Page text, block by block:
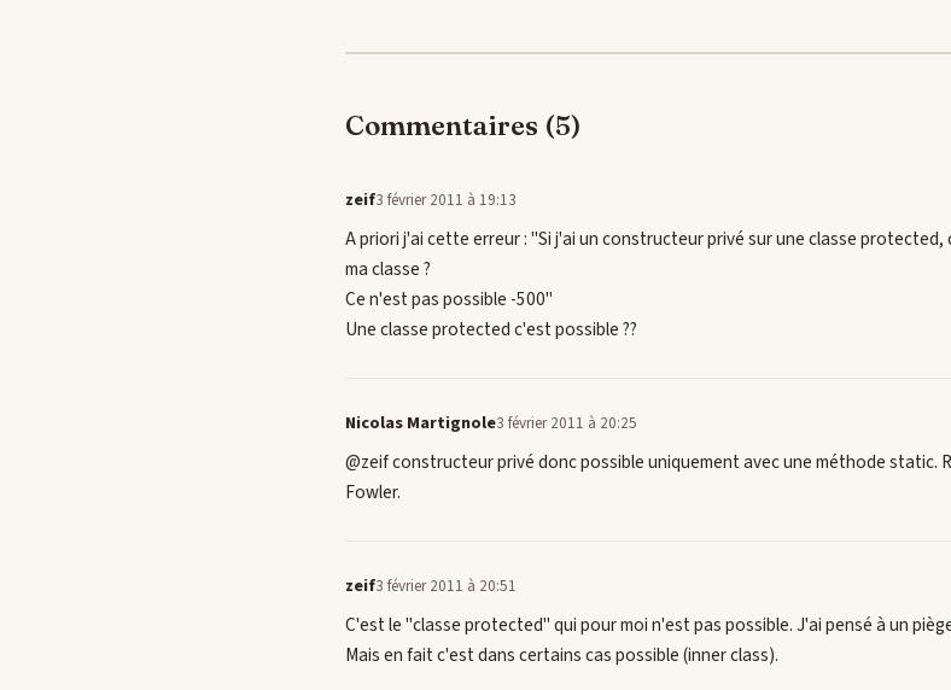
Commentaires (5)
zeif3 février 2011 à 19:13
A priori j'ai cette erreur : "Si j'ai un constructeur privé sur une classe
ma classe ?
Ce n'est pas possible -500"
Une classe protected c'est possible ??
Nicolas Martignole3 février 2011 à 20:25
@zeif constructeur privé donc possible uniquement avec une méthode static.
Fowler.
zeif3 février 2011 à 20:51
C'est le "classe protected" qui pour moi n'est pas possible. J'ai pensé à un
Mais en fait c'est dans certains cas possible (inner class).